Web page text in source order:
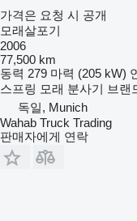
가격은 요청 시 공개
모래살포기
2006
77,500 km
동력 279 마력 (205 kW)
스프링 모래 분사기 브랜
독일, Munich
Wahab Truck Trading
판매자에게 연락